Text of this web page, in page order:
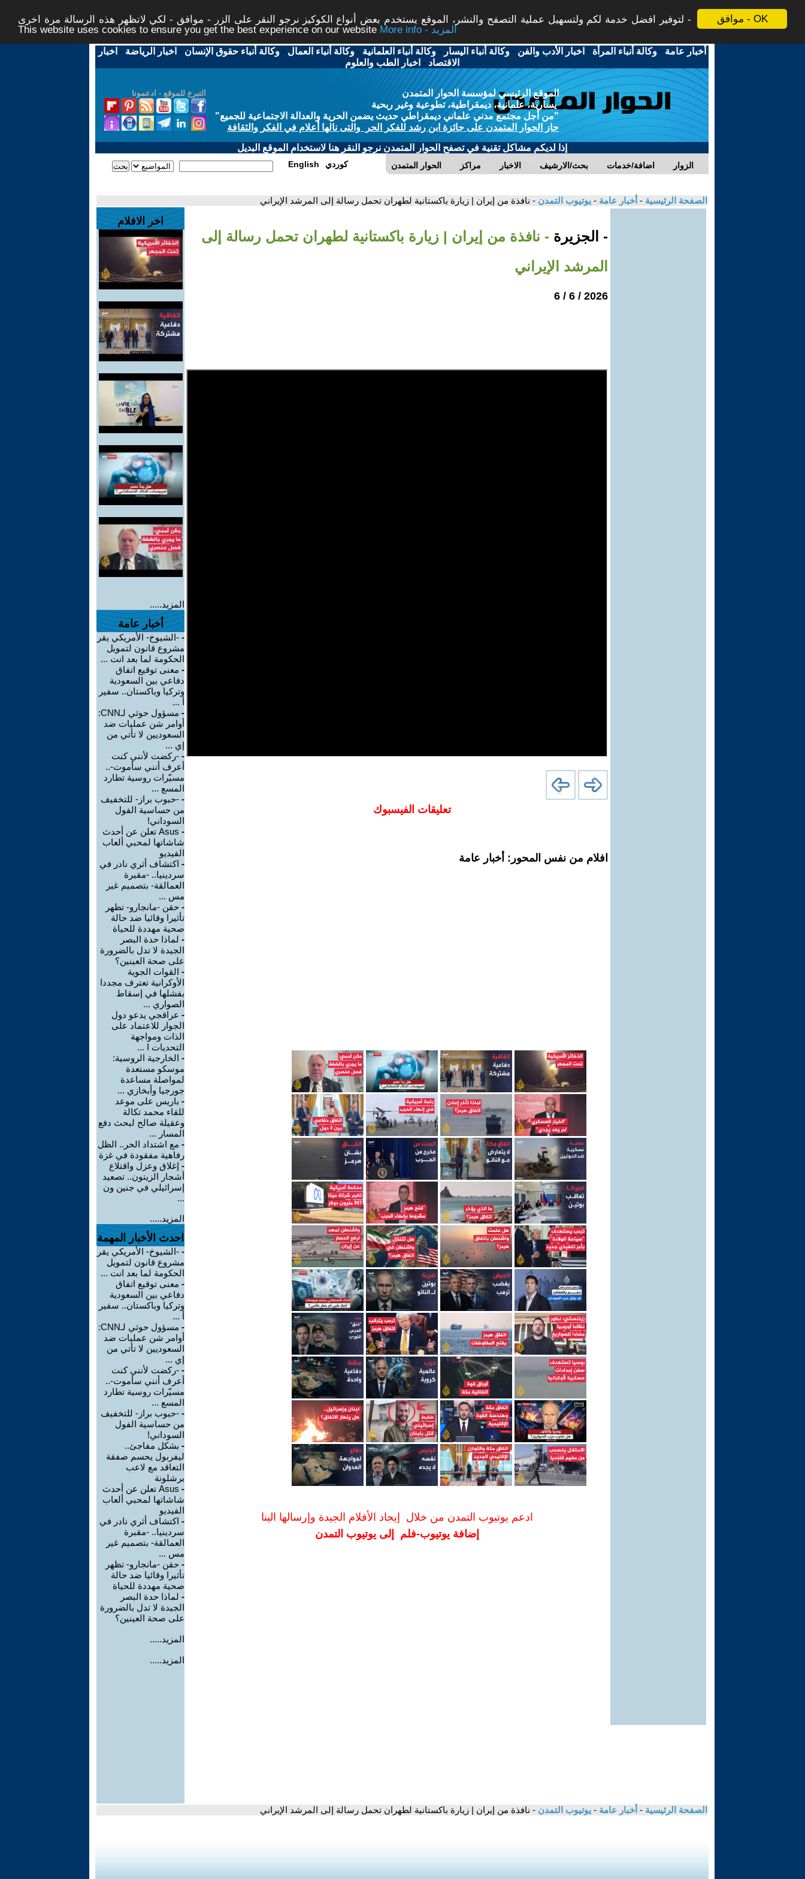
موافق - OK
لتوفير افضل خدمة لكم ولتسهيل عملية التصفح والنشر، الموقع يستخدم بعض أنواع الكوكيز نرجو النقر على الزر - موافق - لكي لاتظهر هذه الرسالة مرة اخرى -
This website uses cookies to ensure you get the best experience on our website
More info - المزيد
أخبار عامة -وكالة أنباء المرأة - اخبار الأدب والفن -وكالة أنباء اليسار -وكالة أنباء العلمانية -وكالة أنباء العمال -وكالة أنباء حقوق الإنسان - اخبار الرياضة - اخبار
الاقتصاد - اخبار الطب والعلوم
التبرع للموقع - ادعمونا
الموقع الرئيسي لمؤسسة الحوار المتمدن
يسارية، علمانية، ديمقراطية، تطوعية وغير ربحية
"من أجل مجتمع مدني علماني ديمقراطي حديث يضمن الحرية والعدالة الاجتماعية للجميع"
حاز الحوار المتمدن على جائزة ابن رشد للفكر الحر والتى نالها أعلام في الفكر والثقافة
إذا لديكم مشاكل تقنية في تصفح الحوار المتمدن نرجو النقر هنا لاستخدام الموقع البديل
الحوار المتمدن مراكز الاخبار بحث/الارشيف اضافة/خدمات الزوار English كوردي
الصفحة الرئيسية - أخبار عامة - يوتيوب التمدن - نافذة من إيران | زيارة باكستانية لطهران تحمل رسالة إلى المرشد الإيراني
- الجزيرة - نافذة من إيران | زيارة باكستانية لطهران تحمل رسالة إلى
المرشد الإيراني
2026 / 6 / 6
تعليقات الفيسبوك
افلام من نفس المحور: أخبار عامة
ادعم يوتيوب التمدن من خلال إيجاد الأفلام الجيدة وإرسالها الينا
إضافة يوتيوب-فلم إلى يوتيوب التمدن
اخر الافلام
المزيد.....
أخبار عامة
- -الشيوخ- الأمريكي يقر
مشروع قانون لتمويل
الحكومة لما بعد انت ...
- معنى توقيع اتفاق
دفاعي بين السعودية
وتركيا وباكستان.. سفير
أ ...
-
مسؤول حوثي لـCNN:
أوامر شن عمليات ضد
السعوديين لا تأتي من
إي ...
- -ركضت لأنني كنت
أعرف أنني سأموت-..
مسيّرات روسية تطارد
المسع ...
- -حبوب براز- للتخفيف
من حساسية الفول
السوداني!
-
Asus تعلن عن أحدث
شاشاتها لمحبي ألعاب
الفيديو
- اكتشاف أثري نادر في
سردينيا.. -مقبرة
العمالقة- بتصميم غير
مس ...
- حقن -مانجارو- تظهر
تأثيرا وقائيا ضد حالة
صحية مهددة للحياة
- لماذا حدة البصر
الجيدة لا تدل بالضرورة
على صحة العينين؟
- القوات الجوية
الأوكرانية تعترف مجددا
بفشلها في إسقاط
الصواري ...
- عراقجي يدعو دول
الجوار للاعتماد على
الذات ومواجهة
التحديات ا ...
- الخارجية الروسية:
موسكو مستعدة
لمواصلة مساعدة
جورجيا وأبخازي ...
- باريس على موعد
للقاء محمد تكالة
وعقيلة صالح لبحث دفع
المسار ...
- مع اشتداد الحر.. الظل
رفاهية مفقودة في غزة
- إغلاق وعزل واقتلاع
أشجار الزيتون.. تصعيد
إسرائيلي في جنين ون
...
المزيد.....
احدث الأخبار المهمة
- -الشيوخ- الأمريكي يقر
مشروع قانون لتمويل
الحكومة لما بعد انت ...
- معنى توقيع اتفاق
دفاعي بين السعودية
وتركيا وباكستان.. سفير
أ ...
-
مسؤول حوثي لـCNN:
أوامر شن عمليات ضد
السعوديين لا تأتي من
إي ...
- -ركضت لأنني كنت
أعرف أنني سأموت-..
مسيّرات روسية تطارد
المسع ...
- -حبوب براز- للتخفيف
من حساسية الفول
السوداني!
- بشكل مفاجئ..
ليفربول يحسم صفقة
التعاقد مع لاعب
برشلونة
-
Asus تعلن عن أحدث
شاشاتها لمحبي ألعاب
الفيديو
- اكتشاف أثري نادر في
سردينيا.. -مقبرة
العمالقة- بتصميم غير
مس ...
- حقن -مانجارو- تظهر
تأثيرا وقائيا ضد حالة
صحية مهددة للحياة
- لماذا حدة البصر
الجيدة لا تدل بالضرورة
على صحة العينين؟
المزيد.....
المزيد.....
الصفحة الرئيسية - أخبار عامة - يوتيوب التمدن - نافذة من إيران | زيارة باكستانية لطهران تحمل رسالة إلى المرشد الإيراني